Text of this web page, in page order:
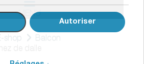
MENU
E-shop
Balcon